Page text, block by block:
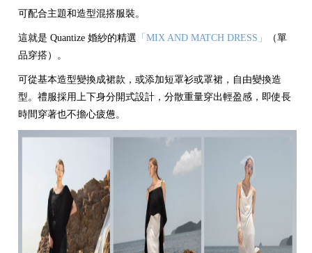
可配合主題和造型混搭服裝。
這就是 Quantize 婚紗的精選 「MIX AND MATCH DRESS」
（單
品穿搭）。
可從基本造型變換成裙款，或添加短罩衫或罩裙，自由變換造
型。禮服採用上下身分開式設計，分散重量穿出輕盈感，即使長
時間穿著也不擔心疲憊。